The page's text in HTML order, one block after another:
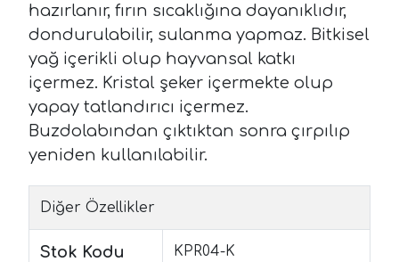
hazırlanır, fırın sıcaklığına dayanıklıdır,
dondurulabilir, sulanma yapmaz. Bitkisel
yağ içerikli olup hayvansal katkı
içermez. Kristal şeker içermekte olup
yapay tatlandırıcı içermez.
Buzdolabından çıktıktan sonra çırpılıp
yeniden kullanılabilir.
Diğer Özellikler
Stok Kodu KPR04-K